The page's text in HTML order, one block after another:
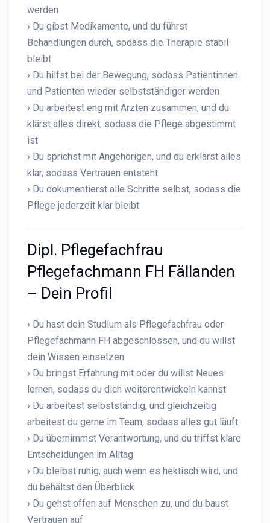
werden
› Du gibst Medikamente, und du führst
Behandlungen durch, sodass die Therapie stabil
bleibt
› Du hilfst bei der Bewegung, sodass Patientinnen
und Patienten wieder selbstständiger werden
› Du arbeitest eng mit Ärzten zusammen, und du
klärst alles direkt, sodass die Pflege abgestimmt
ist
› Du sprichst mit Angehörigen, und du erklärst alles
klar, sodass Vertrauen entsteht
› Du dokumentierst alle Schritte selbst, sodass die
Pflege jederzeit klar bleibt
Dipl. Pflegefachfrau
Pflegefachmann FH Fällanden
– Dein Profil
› Du hast dein Studium als Pflegefachfrau oder
Pflegefachmann FH abgeschlossen, und du willst
dein Wissen einsetzen
› Du bringst Erfahrung mit oder du willst Neues
lernen, sodass du dich weiterentwickeln kannst
› Du arbeitest selbstständig, und gleichzeitig
arbeitest du gerne im Team, sodass alles gut läuft
› Du übernimmst Verantwortung, und du triffst klare
Entscheidungen im Alltag
› Du bleibst ruhig, auch wenn es hektisch wird, und
du behältst den Überblick
› Du gehst offen auf Menschen zu, und du baust
Vertrauen auf